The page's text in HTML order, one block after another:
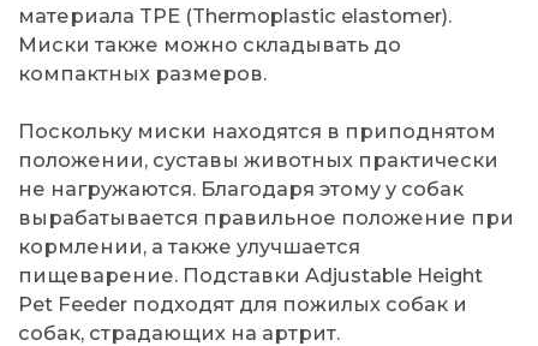
материала TPE (Thermoplastic elastomer).
Миски также можно складывать до
компактных размеров.
Поскольку миски находятся в приподнятом
положении, суставы животных практически
не нагружаются. Благодаря этому у собак
вырабатывается правильное положение при
кормлении, а также улучшается
пищеварение. Подставки Adjustable Height
Pet Feeder подходят для пожилых собак и
собак, страдающих на артрит.